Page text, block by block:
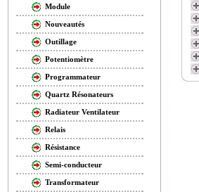
Module
Nouveautés
Outillage
Potentiomètre
Programmateur
Quartz Résonateurs
Radiateur Ventilateur
Relais
Résistance
Semi-conducteur
Transformateur